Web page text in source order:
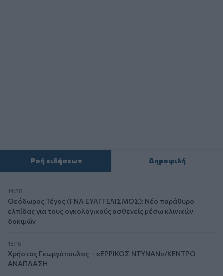
Ροή ειδήσεων Δημοφιλή
14:38
Θεόδωρος Τέγος (ΓΝΑ ΕΥΑΓΓΕΛΙΣΜΟΣ): Νέο παράθυρο
ελπίδας για τους ογκολογικούς ασθενείς μέσω κλινικών
δοκιμών
13:16
Χρήστος Γεωργόπουλος – «ΕΡΡΙΚΟΣ ΝΤΥΝΑΝ»/ΚΕΝΤΡΟ
ΑΝΑΠΛΑΣΗ